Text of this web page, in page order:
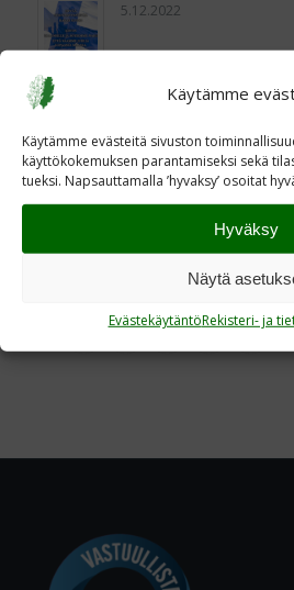
Käytämme
Käytämme evästeitä sivuston
käyttökokemuksen parantamiseksi sekä
tueksi. Napsauttamalla ’hyvaksy’ osoitat
Hyväksy
Näytä
EvästekäytäntöRekisteri- ja
5.12.2022
1.12.2022
83-vuotta sitten
Suomeen
29.11.2022